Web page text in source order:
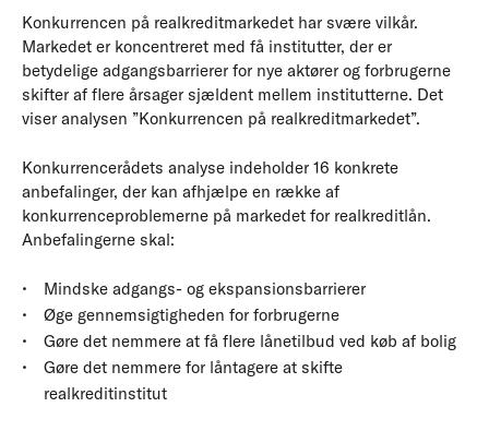
Konkurrencen på realkreditmarkedet har svære vilkår.
Markedet er koncentreret med få institutter, der er
betydelige adgangsbarrierer for nye aktører og forbrugerne
skifter af flere årsager sjældent mellem institutterne. Det
viser analysen ”Konkurrencen på realkreditmarkedet”.
Konkurrencerådets analyse indeholder 16 konkrete
anbefalinger, der kan afhjælpe en række af
konkurrenceproblemerne på markedet for realkreditlån.
Anbefalingerne skal:
Mindske adgangs- og ekspansionsbarrierer
Øge gennemsigtigheden for forbrugerne
Gøre det nemmere at få flere lånetilbud ved køb af bolig
Gøre det nemmere for låntagere at skifte
realkreditinstitut